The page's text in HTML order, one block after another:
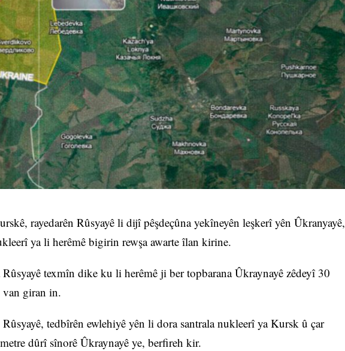
rayedarên Rûsyayê li dijî pêşdeçûna yekîneyên leşkerî yên Ûkranyayê,
ya li herêmê bigirin rewşa awarte îlan kirine.
Rûsyayê texmîn dike ku li herêmê ji ber topbarana Ûkraynayê zêdeyî 30
giran in.
tedbîrên ewlehiyê yên li dora santrala nukleerî ya Kursk û çar
dûrî sînorê Ûkraynayê ye, berfireh kir.